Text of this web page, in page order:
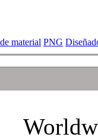
material PNG